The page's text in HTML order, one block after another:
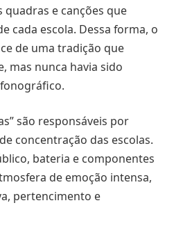
quadras e canções que
cada escola. Dessa forma, o
de uma tradição que
mas nunca havia sido
são responsáveis por
concentração das escolas.
bateria e componentes
de emoção intensa,
pertencimento e